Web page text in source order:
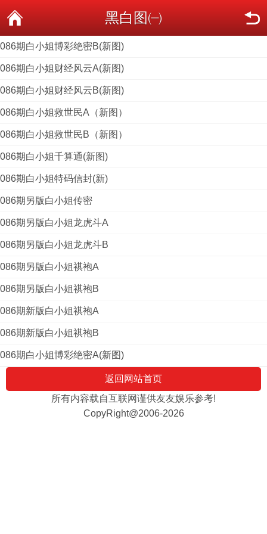
黑白图㈠
086期白小姐博彩绝密B(新图)
086期白小姐财经风云A(新图)
086期白小姐财经风云B(新图)
086期白小姐救世民A（新图）
086期白小姐救世民B（新图）
086期白小姐千算通(新图)
086期白小姐特码信封(新)
086期另版白小姐传密
086期另版白小姐龙虎斗A
086期另版白小姐龙虎斗B
086期另版白小姐祺袍A
086期另版白小姐祺袍B
086期新版白小姐祺袍A
086期新版白小姐祺袍B
086期白小姐博彩绝密A(新图)
返回网站首页
所有内容载自互联网谨供友友娱乐参考!
CopyRight@2006-2026